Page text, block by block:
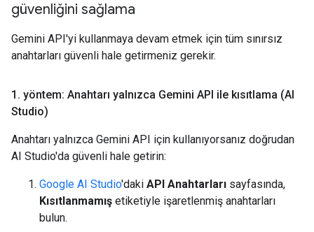
güvenliğini sağlama
Gemini API'yi kullanmaya devam etmek için tüm sınırsız
anahtarları güvenli hale getirmeniz gerekir.
1 . yöntem: Anahtarı yalnızca Gemini API ile kısıtlama (AI
Studio)
Anahtarı yalnızca Gemini API için kullanıyorsanız doğrudan
AI Studio'da güvenli hale getirin:
Google AI Studio'daki API Anahtarları sayfasında,
Kısıtlanmamış etiketiyle işaretlenmiş anahtarları
bulun.